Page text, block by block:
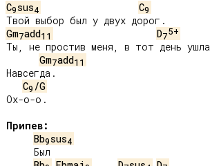
C9sus4 C9
Gm7add11 D75+
Ты, не простив меня, в тот день ушла
Gm7add11
Навсегда.
C9 /G
Ох-о-о.
Припев:
Bb9sus4